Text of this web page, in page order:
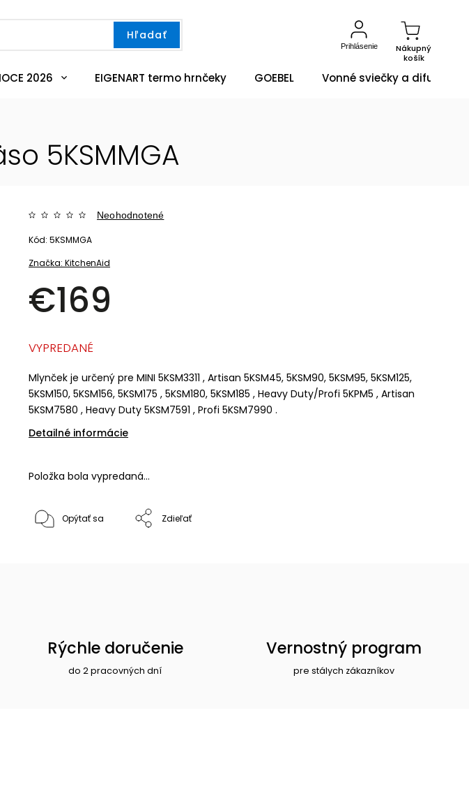
Hľadať
Nákupný
košík
Prihlásenie
2026 EIGENART termo hrnčeky GOEBEL Vonné sviečky a difuzéry
5KSMMGA
Značka:KitchenAid
Neohodnotené
€169
Kód: 5KSMMGA
Mlynček je určený pre MINI 5KSM3311 , Artisan 5KSM45, 5KSM90, 5KSM95, 5KSM125,
5KSM150, 5KSM156, 5KSM175 , 5KSM180, 5KSM185 , Heavy Duty/Profi 5KPM5 , Artisan
5KSM7580 , Heavy Duty 5KSM7591 , Profi 5KSM7990 .
Detailné informácie
Položka bola vypredaná…
VYPREDANÉ
Opýtať sa Zdieľať
Rýchle doručenie
do 2 pracovných dní
Vernostný program
pre stálych zákazníkov